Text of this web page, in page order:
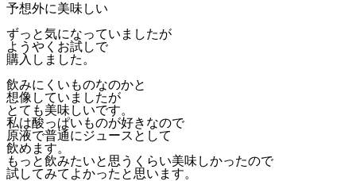
予想外に美味しい
ずっと気になっていましたが
ようやくお試しで
購入しました。
飲みにくいものなのかと
想像していましたが
とても美味しいです。
私は酸っぱいものが好きなので
原液で普通にジュースとして
飲めます。
もっと飲みたいと思うくらい美味しかったので
試してみてよかったと思います。